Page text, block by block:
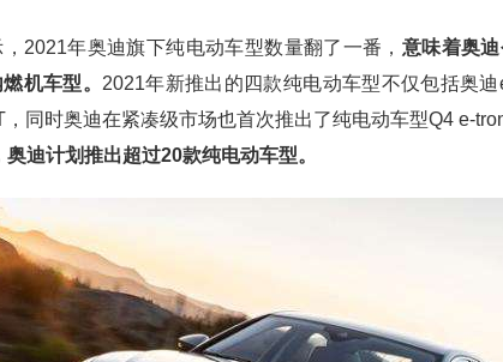
2021年奥迪旗下纯电动车型数量翻了一番， 意味着奥
机车型。 2021年新推出的四款纯电动车型不仅包括奥
，同时奥迪在紧凑级市场也首次推出了纯电动车型Q4 e-
迪计划推出超过20款纯电动车型。